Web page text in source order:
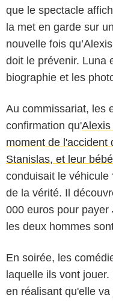
que le spectacle
la met en garde sur
nouvelle fois
doit le prévenir. Luna
biographie et les
Au commissariat, les
confirmation qu'Alexis
moment de l'accident
Stanislas, et leur
conduisait le véhicule
de la vérité. Il
000 euros pour
les deux hommes
En soirée, les
laquelle ils vont
en réalisant qu'elle